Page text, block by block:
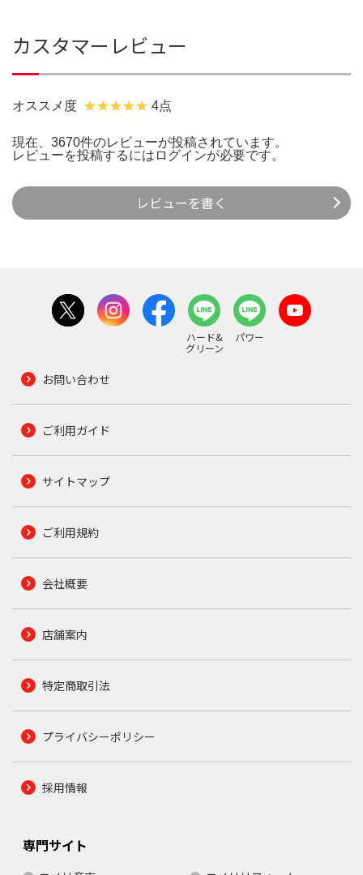
カスタマーレビュー
オススメ度 4点
現在、3670件のレビューが投稿されています。
レビューを投稿するには ログインが必要です。
レビューを書く
ハード&
グリーン
パワー
お問い合わせ
ご利用ガイド
サイトマップ
ご利用規約
会社概要
店舗案内
特定商取引法
プライバシーポリシー
採用情報
専門サイト